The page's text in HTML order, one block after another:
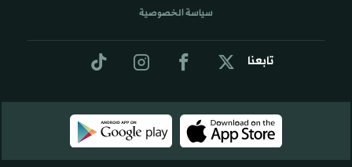
تابعنا
سياسة الخصوصية